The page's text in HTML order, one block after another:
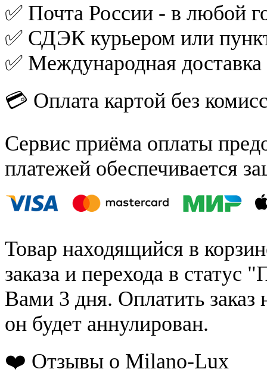
✅ Почта России - в любой
✅ СДЭК курьером или
✅ Международная
💳 Оплата картой без
Сервис приёма оплаты
платежей обеспечивается
Товар находящийся в
заказа и перехода в статус
Вами 3 дня. Оплатить заказ
он будет аннулирован.
❤️ Отзывы о Milano-Lux